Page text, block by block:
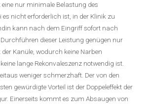
eine nur minimale Belastung des
nicht erforderlich ist, in der Klinik zu
kann nach dem Eingriff sofort nach
dieser Leistung genügen nur
Kanüle, wodurch keine Narben
lange Rekonvaleszenz notwendig ist.
weniger schmerzhaft. Der von den
gewürdigte Vorteil ist der Doppeleffekt der
Einerseits kommt es zum Absaugen von